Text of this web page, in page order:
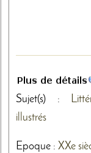
Sujet(s) :
illustrés
Epoque : XXe